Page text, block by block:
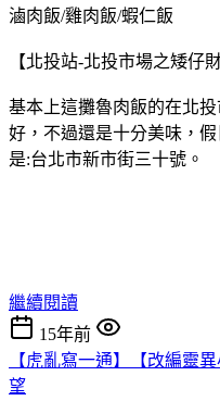
滷肉飯/雞肉飯/蝦仁飯
【北投站-北投市場之矮
基本上這攤魯肉飯的在北
好，不過還是十分美味，
是:台北市新市街三十號。
繼續閱讀
15年前
【虎亂寫一通】【改編靈
望